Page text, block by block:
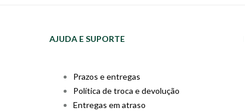
AJUDA E SUPORTE
Prazos e entregas
Política de troca e devolução
Entregas em atraso